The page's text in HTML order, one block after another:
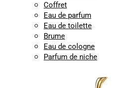
Coffret
Eau de parfum
Eau de toilette
Brume
Eau de cologne
Parfum de niche